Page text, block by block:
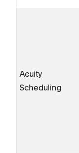
Acuity
Scheduling